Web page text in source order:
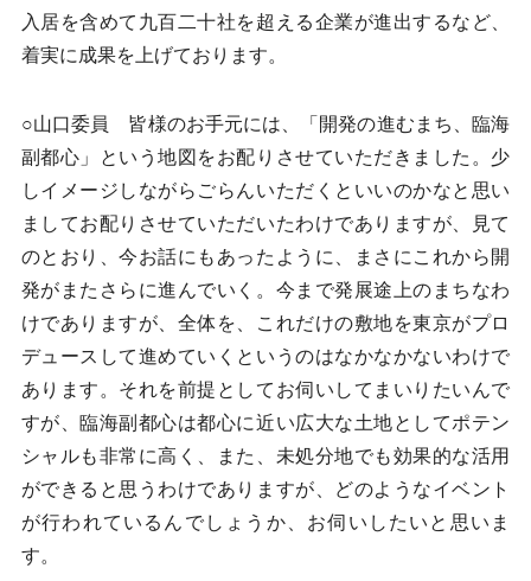
入居を含めて九百二十社を超える企業が進出するなど、
着実に成果を上げております。
○山口委員 皆様のお手元には、「開発の進むまち、臨海
副都心」という地図をお配りさせていただきました。少
しイメージしながらごらんいただくといいのかなと思い
ましてお配りさせていただいたわけでありますが、見て
のとおり、今お話にもあったように、まさにこれから開
発がまたさらに進んでいく。今まで発展途上のまちなわ
けでありますが、全体を、これだけの敷地を東京がプロ
デュースして進めていくというのはなかなかないわけで
あります。それを前提としてお伺いしてまいりたいんで
すが、臨海副都心は都心に近い広大な土地としてポテン
シャルも非常に高く、また、未処分地でも効果的な活用
ができると思うわけでありますが、どのようなイベント
が行われているんでしょうか、お伺いしたいと思いま
す。